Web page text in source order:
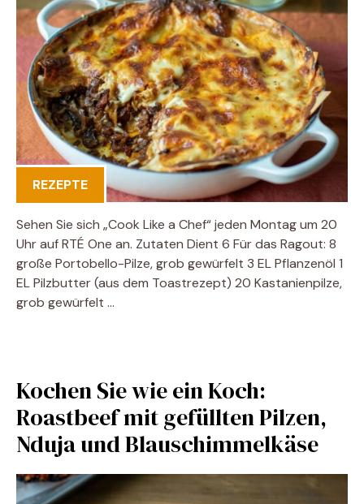
REZEPTE
Sehen Sie sich „Cook Like a Chef“ jeden Montag um 20
Uhr auf RTÉ One an. Zutaten Dient 6 Für das Ragout: 8
große Portobello-Pilze, grob gewürfelt 3 EL Pflanzenöl 1
EL Pilzbutter (aus dem Toastrezept) 20 Kastanienpilze,
grob gewürfelt …
Kochen Sie wie ein Koch:
Roastbeef mit gefüllten Pilzen,
Nduja und Blauschimmelkäse